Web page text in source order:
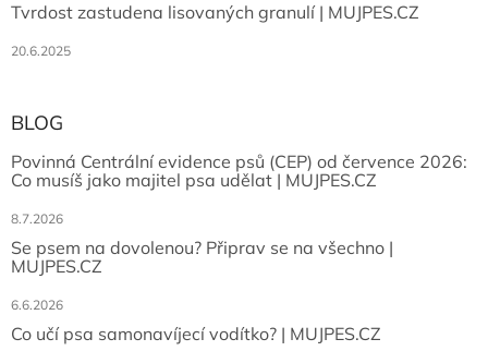
Tvrdost zastudena lisovaných granulí | MUJPES.CZ
20.6.2025
BLOG
Povinná Centrální evidence psů (CEP) od července 2026:
Co musíš jako majitel psa udělat | MUJPES.CZ
8.7.2026
Se psem na dovolenou? Připrav se na všechno |
MUJPES.CZ
6.6.2026
Co učí psa samonavíjecí vodítko? | MUJPES.CZ